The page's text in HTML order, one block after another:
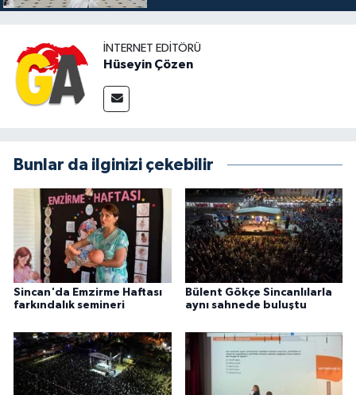
İNTERNET EDITÖRÜ
Hüseyin Çözen
Bunlar da ilginizi çekebilir
Sincan'da Emzirme Haftası
farkındalık semineri
Bülent Gökçe Sincanlılarla
aynı sahnede buluştu